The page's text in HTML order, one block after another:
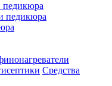
педикюра
педикюра
Средства